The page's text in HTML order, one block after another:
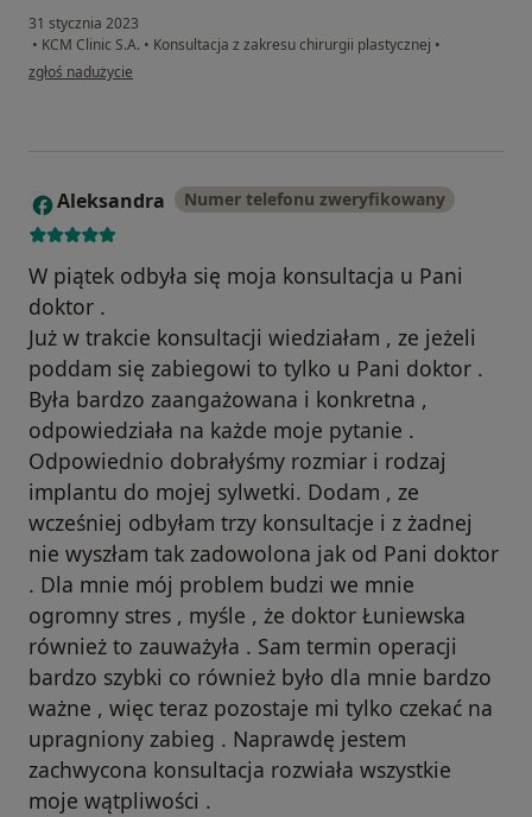
31 stycznia 2023
• KCM Clinic S.A. • Konsultacja z zakresu chirurgii plastycznej •
w opinii użytkownika Renata Ankiewicz
zgłoś nadużycie
A Aleksandra Numer telefonu zweryfikowany
W piątek odbyła się moja konsultacja u Pani
doktor .
Już w trakcie konsultacji wiedziałam , ze jeżeli
poddam się zabiegowi to tylko u Pani doktor .
Była bardzo zaangażowana i konkretna ,
odpowiedziała na każde moje pytanie .
Odpowiednio dobrałyśmy rozmiar i rodzaj
implantu do mojej sylwetki. Dodam , ze
wcześniej odbyłam trzy konsultacje i z żadnej
nie wyszłam tak zadowolona jak od Pani doktor
. Dla mnie mój problem budzi we mnie
ogromny stres , myśle , że doktor Łuniewska
również to zauważyła . Sam termin operacji
bardzo szybki co również było dla mnie bardzo
ważne , więc teraz pozostaje mi tylko czekać na
upragniony zabieg . Naprawdę jestem
zachwycona konsultacja rozwiała wszystkie
moje wątpliwości .